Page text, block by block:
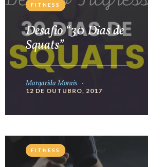
FITNESS
Desafio “30 Dias de
Squats”
Margarida Morais
12 DE OUTUBRO, 2017
FITNESS